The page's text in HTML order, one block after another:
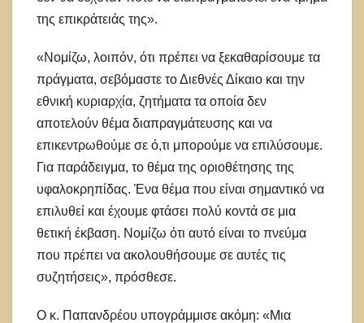
της επικράτειάς της».
«Νομίζω, λοιπόν, ότι πρέπει να ξεκαθαρίσουμε τα
πράγματα, σεβόμαστε το Διεθνές Δίκαιο και την
εθνική κυριαρχία, ζητήματα τα οποία δεν
αποτελούν θέμα διαπραγμάτευσης και να
επικεντρωθούμε σε ό,τι μπορούμε να επιλύσουμε.
Για παράδειγμα, το θέμα της οριοθέτησης της
υφαλοκρηπίδας. Ένα θέμα που είναι σημαντικό να
επιλυθεί και έχουμε φτάσει πολύ κοντά σε μια
θετική έκβαση. Νομίζω ότι αυτό είναι το πνεύμα
που πρέπει να ακολουθήσουμε σε αυτές τις
συζητήσεις», πρόσθεσε.
Ο κ. Παπανδρέου υπογράμμισε ακόμη: «Μια